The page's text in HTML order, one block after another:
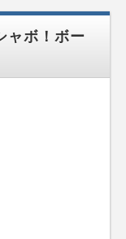
ャボ！ボー